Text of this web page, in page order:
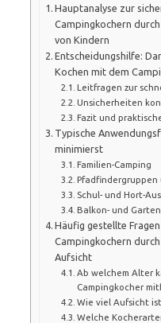
Hauptanalyse zur
Campingkochern
von Kindern
Entscheidungshilfe:
Kochen mit dem
Leitfragen zur
Unsicherheiten
Fazit und
Typische
minimierst
Familien-Camping
Schul- und Hort-
Balkon- und
Häufig gestellte
Campingkochern
Aufsicht
Ab welchem Alter
Campingkocher
Wie viel Aufsicht
Welche